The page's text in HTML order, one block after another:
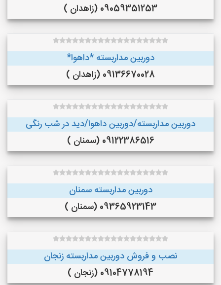
09059351253 (زاهدان )
دوربین مداربسته *داهوا*
09136670028 (زاهدان )
دوربین مداربسته/دوربین داهوا/دید در شب رنگی
09122386516 (سمنان )
دوربین مداربسته سمنان
09365923143 (سمنان )
نصب و فروش دوربین مداربسته زنجان
09104778194 (زنجان )